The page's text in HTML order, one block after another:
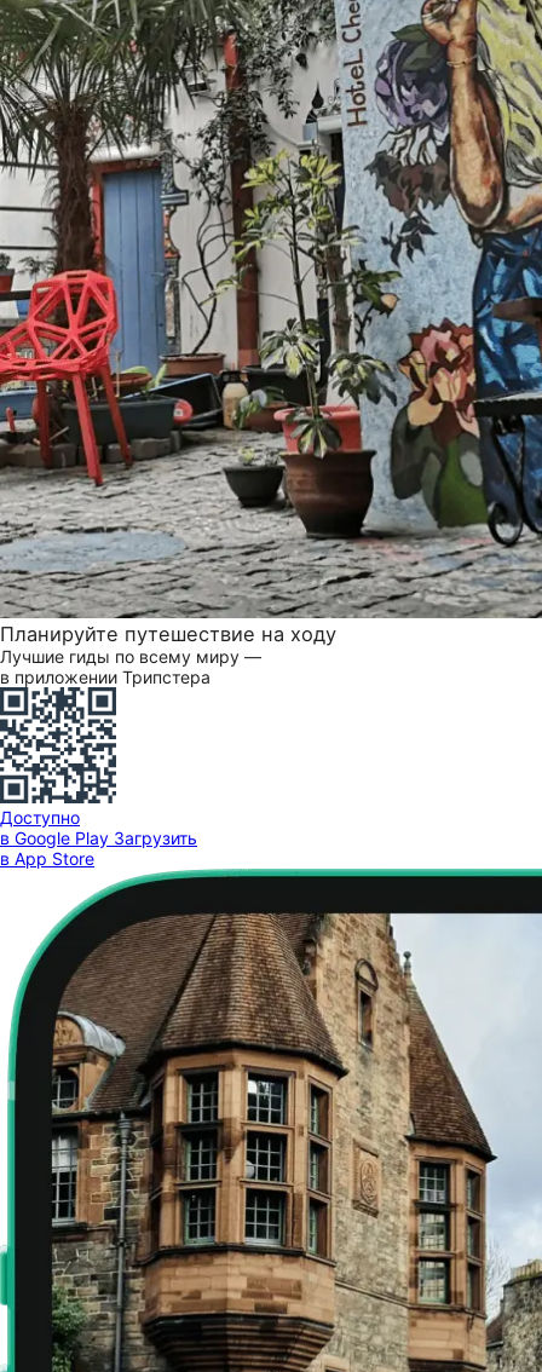
Планируйте путешествие на ходу
Лучшие гиды по всему миру —
в приложении Трипстера
Доступно
в Google Play Загрузить
в App Store